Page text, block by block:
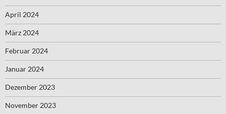
April 2024
März 2024
Februar 2024
Januar 2024
Dezember 2023
November 2023